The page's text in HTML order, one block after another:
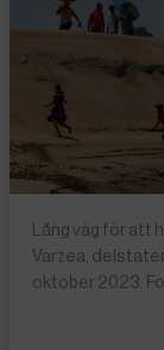
Lång väg för att
Varzea,
oktober 2023.